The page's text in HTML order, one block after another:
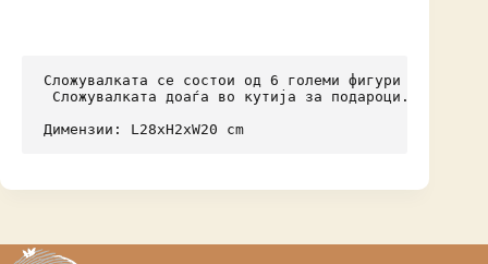
Сложувалката се состои од 6 големи фигури со кои
Сложувалката доаѓа во кутија за подароци.
Димензии: L28xH2xW20 cm